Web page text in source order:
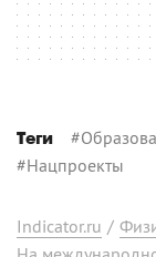
Теги #
#Нацпроекты
Indicator.ru /